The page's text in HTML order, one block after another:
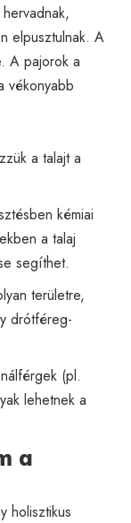
elpusztulnak. A
A pajorok a
vékonyabb
a talajt a
kémiai
a talaj
segíthet.
területre,
drótféreg-
(pl.
lehetnek a
a
holisztikus